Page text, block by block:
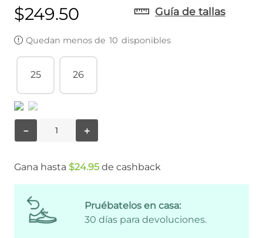
$249.50 Guía de tallas
Quedan menos de 10 disponibles
25 26
＋
－
Gana hasta $24.95 de cashback
Pruébatelos en casa:
30 días para devoluciones.